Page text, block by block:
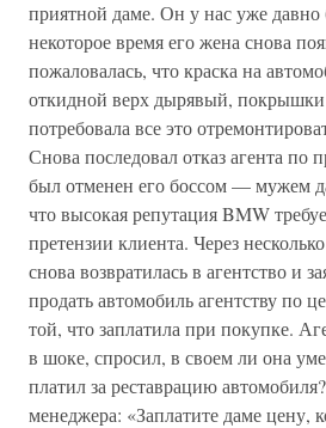
приятной даме. Он у нас уже давно
некоторое время его жена снова
пожаловалась, что краска на
откидной верх дырявый,
потребовала все это
Снова последовал отказ агента по
был отменен его боссом — мужем
что высокая репутация BMW
претензии клиента. Через
снова возвратилась в агентство и
продать автомобиль агентству по
той, что заплатила при покупке.
в шоке, спросил, в своем ли она
платил за реставрацию
менеджера: «Заплатите даме цену,